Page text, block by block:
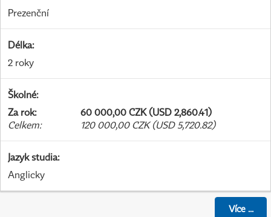
Prezenční
Délka:
2 roky
Školné:
Za rok:
60 000,00 CZK (USD 2,860.41)
Celkem: 120 000,00 CZK (USD 5,720.82)
Jazyk studia:
Anglicky
Více...